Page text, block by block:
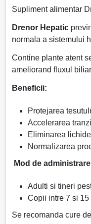
Supliment alimentar
Drenor Hepatic
normala a sistemului
Contine plante atent
ameliorand fluxul
Beneficii:
Protejarea
Accelerarea
Eliminarea
Normalizarea
Mod de administrare
Adulti si tineri
Copii intre 7 si 15
Se recomanda cure